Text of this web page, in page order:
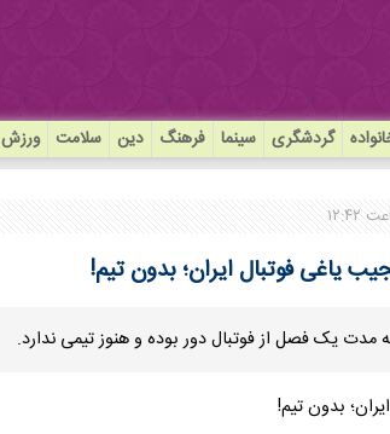
گردشگری سینما فرهنگ دین سلامت ورزش
یاغی فوتبال ایران؛ بدون تیم!
مدت یک فصل از فوتبال دور بوده و هنوز تیمی ندارد.